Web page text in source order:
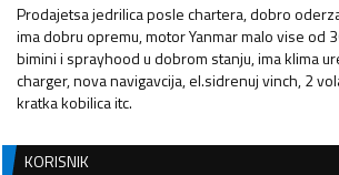
Prodajetsa jedrilica posle chartera, dobro
ima dobru opremu, motor Yanmar malo vise od
bimini i sprayhood u dobrom stanju, ima klima
charger, nova navigavcija, el.sidrenuj vinch, 2
kratka kobilica itc.
KORISNIK